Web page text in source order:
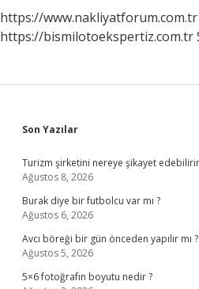
https://www.nakliyatforum.com.tr
https://bismilotoekspertiz.com.tr
Sidebar
Son Yazılar
Turizm şirketini nereye şikayet
Ağustos 8, 2026
Burak diye bir futbolcu var mı ?
Ağustos 6, 2026
Avcı böreği bir gün önceden yapılır mı ?
Ağustos 5, 2026
5×6 fotoğrafın boyutu nedir ?